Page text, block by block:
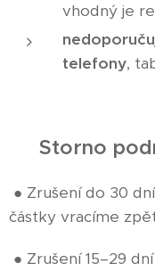
vhodný je
telefony,
❗ Storno
● Zrušení do 30
částky vracíme
● Zrušení 15–29